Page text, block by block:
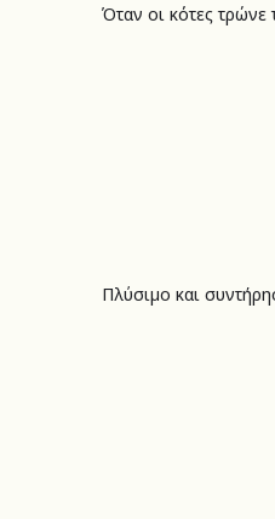
Όταν οι κότες τρώνε
Όταν οι κότες
Πλύσιμο και
Πλύσιμο και